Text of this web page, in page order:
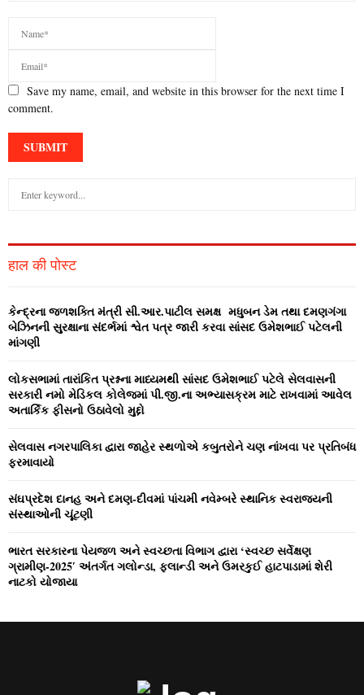
Save my name, email, and website in this browser for the next time I
comment.
h
o
r
:
R
H
हाल की पोस्ट
કેન્‍દ્રના જળશક્‍તિ મંત્રી સી.આર.પાટીલ સમક્ષ મધુબન ડેમ તથા દમણગંગા
બેઝિનની સુરક્ષાના સંદર્ભમાં શ્વેત પત્ર જારી કરવા સાંસદ ઉમેશભાઈ પટેલની
માંગણી
લોકસભામાં તારાંકિત પ્રશ્નના માધ્‍યમથી સાંસદ ઉમેશભાઈ પટેલે સેલવાસની
સરકારી નમો મેડિકલ કોલેજમાં પી.જી.ના અભ્‍યાસક્રમ માટે રાખવામાં આવેલ
અતાર્કિક ફીસનો ઉઠાવેલો મુદ્દો
સેલવાસ નગરપાલિકા દ્વારા જાહેર સ્‍થળોએ કબુતરોને ચણ નાંખવા પર પ્રતિબંધ
ફરમાવાયો
સંઘપ્રદેશ દાનહ અને દમણ-દીવમાં પાંચમી નવેમ્‍બરે સ્‍થાનિક સ્‍વરાજ્‍યની
સંસ્‍થાઓની ચૂંટણી
ભારત સરકારના પેયજળ અને સ્‍વચ્‍છતા વિભાગ દ્વારા ‘સ્‍વચ્‍છ સર્વેક્ષણ
ગ્રામીણ-2025′ અંતર્ગત ગલોન્‍ડા, ફલાન્‍ડી અને ઉમરકુઈ હાટપાડામાં શેરી
નાટકો યોજાયા